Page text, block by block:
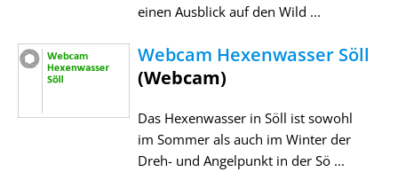
einen Ausblick auf den Wild ...
Webcam Hexenwasser Söll
(Webcam)
Das Hexenwasser in Söll ist sowohl
im Sommer als auch im Winter der
Dreh- und Angelpunkt in der Sö ...